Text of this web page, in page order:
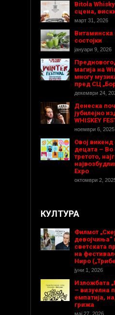
Bitola
сцена,
март 31, 2026
Витаминска
состојки
јануари 9, 2026
магија на
многу
пред СЦ
декември 24,
Денеска
јубилејно
WHISKEY
ноември 6, 2025
Овој викенд
децата – Во
третото,
Expo
октомври 2,
КУЛТУРА
Филмот
светската
на
Ниро
јуни 1, 2026
Изложбата
– визуелна
емпатија,
грижа
мај 27, 2026